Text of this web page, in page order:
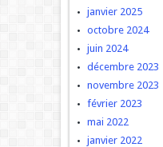
janvier 2025
octobre 2024
juin 2024
décembre 2023
novembre 2023
février 2023
mai 2022
janvier 2022